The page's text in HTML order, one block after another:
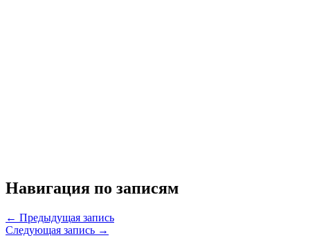
Навигация по записям
← Предыдущая запись
Следующая запись →